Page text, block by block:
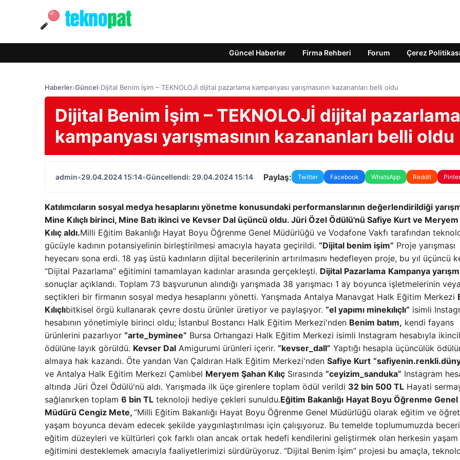
Güncel Haberler Firma Rehberi Forum Çerez Politikası
Haberler›Güncel›Dijital Benim İşim – TEKNOLOJİ dijital pazarlama kampanyası yarışmasının kazananları belli oldu
Dijital Benim İşim – TEKNOLOJİ dijital pazarlama
kampanyası yarışmasının kazananları belli oldu
admin•29.04.2024 15:14•Güncellendi: 29.04.2024 15:14 Paylaş: Twitter Facebook WhatsApp Reddit
Katılımcıların sosyal medya hesaplarını yönetme konusundaki performanslarının değerlendirildiği
Mine Kılıçlı birinci, Mine Batı ikinci ve Kevser Dal üçüncü oldu. Jüri Özel Ödülü'nü Safiye Kurt ve Meryem
Kılıç aldı.Milli Eğitim Bakanlığı Hayat Boyu Öğrenme Genel Müdürlüğü ve Vodafone Vakfı tarafından
gücüyle kadının potansiyelinin birleştirilmesi amacıyla hayata geçirildi. “Dijital benim işim” Proje yarışması
heyecanı sona erdi. 18 yaş üstü kadınların dijital becerilerinin artırılmasını hedefleyen proje, bu yıl üçüncü
“Dijital Pazarlama” eğitimini tamamlayan kadınlar arasında gerçekleşti. Dijital Pazarlama Kampanya
sonuçlar açıklandı. Toplam 73 başvurunun alındığı yarışmada 38 yarışmacı 1 ay boyunca işletmelerinin veya
seçtikleri bir firmanın sosyal medya hesaplarını yönetti. Yarışmada Antalya Manavgat Halk Eğitim Merkezi
Kılıçlıbitkisel örgü kullanarak çevre dostu ürünler üretiyor ve paylaşıyor. “el yapımı minekılıçlı” isimli
hesabının yönetimiyle birinci oldu; İstanbul Bostancı Halk Eğitim Merkezi'nden Benim batım, kendi fayans
ürünlerini pazarlıyor “arte_byminee” Bursa Orhangazi Halk Eğitim Merkezi isimli Instagram hesabıyla
ödülüne layık görüldü. Kevser Dal Amigurumi ürünleri içerir. “kevser_dall” Yaptığı hesapla üçüncülük
almaya hak kazandı. Öte yandan Van Çaldıran Halk Eğitim Merkezi'nden Safiye Kurt
ve Antalya Halk Eğitim Merkezi Çamlıbel Meryem Şahan Kılıç Sırasında “ceyizim_sanduka” Instagram
altında Jüri Özel Ödülü'nü aldı. Yarışmada ilk üçe girenlere toplam ödül verildi 32 bin 500 TL Hayati
sağlanırken toplam 6 bin TL teknoloji hediye çekleri sunuldu.Eğitim Bakanlığı Hayat Boyu Öğrenme Genel
Müdürü Cengiz Mete, “Milli Eğitim Bakanlığı Hayat Boyu Öğrenme Genel Müdürlüğü olarak eğitim ve
yaşam boyunca devam edecek şekilde yaygınlaştırılması için çalışıyoruz. Bu temelde toplumumuzda
eğitim düzeyleri ve kültürleri çok farklı olan ancak ortak hedefi kendilerini geliştirmek olan herkesin yaşam
eğitimini desteklemek amacıyla faaliyetlerimizi sürdürüyoruz. “Dijital Benim İşim” projesi bu amaçla,